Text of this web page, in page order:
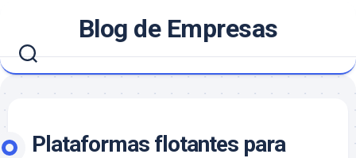
contenido
Blog de Empresas
Plataformas flotantes para